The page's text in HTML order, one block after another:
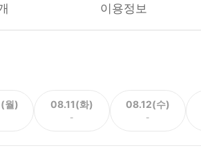
이용정보
월) 08.11(화)
-
08.12(수)
-